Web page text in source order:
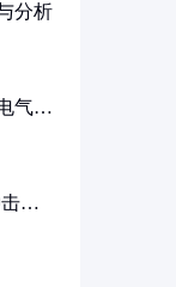
分析
气设
要